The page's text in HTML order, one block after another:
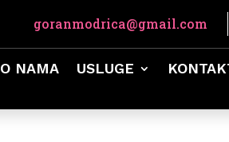
goranmodrica@gmail.com
O NAMA USLUGE